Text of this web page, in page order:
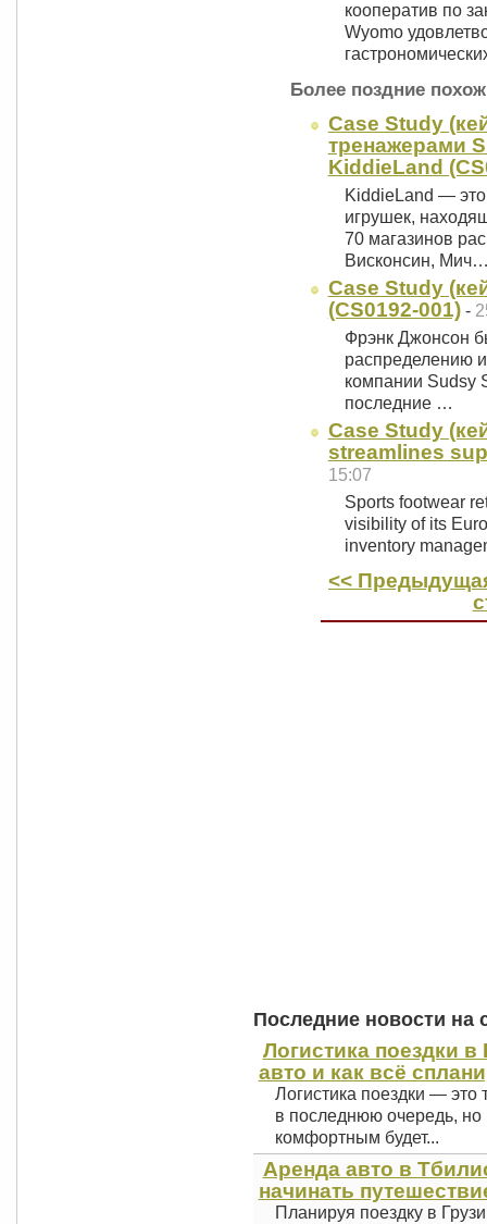
кооператив по
Wyomo
Более поздние
Case Study
тренажерами
KiddieLand
KiddieLand —
игрушек,
70 магазинов
Висконсин,
Case Study
(CS0192-001)-
Фрэнк Джонсон
распределению
компании Sudsy
последние …
Case Study
streamlines
15:07
Sports footwear
visibility of its
inventory
<<
Последние новости на
Логистика поездки
авто и как всё
Логистика поездки —
в последнюю очередь, но
комфортным будет...
Аренда авто в
начинать
Планируя поездку в